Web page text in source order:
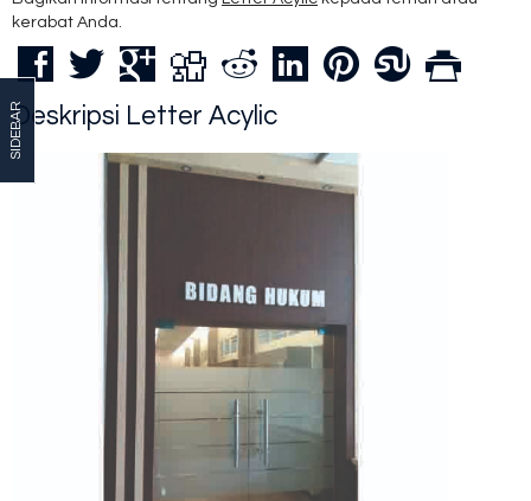
kerabat Anda.
Deskripsi Letter Acylic
SIDEBAR